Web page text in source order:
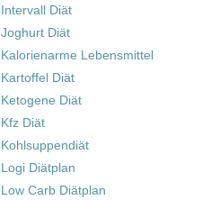
Intervall Diät
Joghurt Diät
Kalorienarme Lebensmittel
Kartoffel Diät
Ketogene Diät
Kfz Diät
Kohlsuppendiät
Logi Diätplan
Low Carb Diätplan